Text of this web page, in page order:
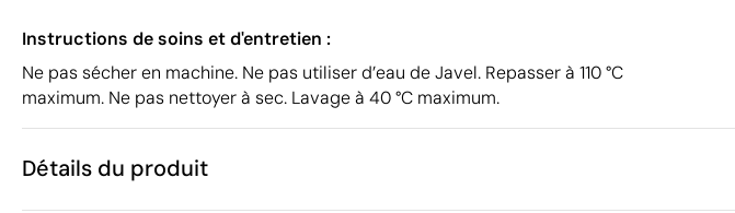
Instructions de soins et d'entretien :
Ne pas sécher en machine. Ne pas utiliser d’eau de Javel. Repasser à 110 °C
maximum. Ne pas nettoyer à sec. Lavage à 40 °C maximum.
Détails du produit